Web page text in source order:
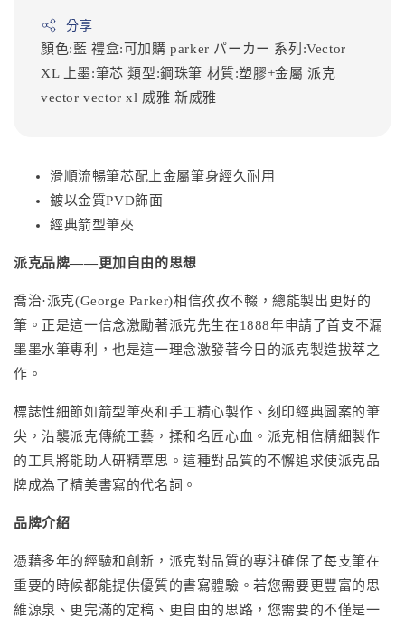
分享
顏色:藍 禮盒:可加購parker パーカー 系列:Vector
XL
上墨:筆芯類型:鋼珠筆 材質:塑膠+金屬 派克
vectorvector xl 威雅新威雅
滑順流暢筆芯配上金屬筆身經久耐用
鍍以金質PVD飾面
經典箭型筆夾
派克品牌——更加自由的思想
喬治·派克(George Parker)相信孜孜不輟，總能製出更好的
筆。正是這一信念激勵著派克先生在1888年申請了首支不漏
墨墨水筆專利，也是這一理念激發著今日的派克製造拔萃之
作。
標誌性細節如箭型筆夾和手工精心製作、刻印經典圖案的筆
尖，沿襲派克傳統工藝，揉和名匠心血。派克相信精細製作
的工具將能助人研精覃思。這種對品質的不懈追求使派克品
牌成為了精美書寫的代名詞。
品牌介紹
憑藉多年的經驗和創新，派克對品質的專注確保了每支筆在
重要的時候都能提供優質的書寫體驗。若您需要更豐富的思
維源泉、更完滿的定稿、更自由的思路，您需要的不僅是一